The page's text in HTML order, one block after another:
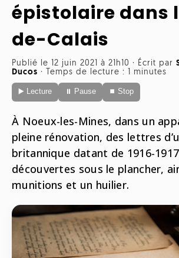
Météo
ONG
Politique
Belge
Politique
Française
Régions
Santé
Livres
Mangas
Musique
People
Streaming
Théâtre
Interviews
Médias
Planète
Biodiversité
Sports
épistolaire dans
de-Calais
Publié le 12 juin 2021 à 21h10 · Écrit par
Ducos · Temps de lecture : 1 minutes
▶️ Lecture ⏸ Pause ⏹ Stop
À Noeux-les-Mines, dans un
pleine rénovation, des lettres
britannique datant de 1916-
découvertes sous le plancher,
munitions et un huilier.